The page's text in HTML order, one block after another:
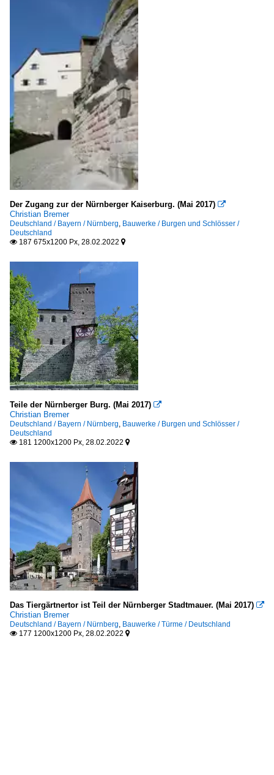
Der Zugang zur der Nürnberger Kaiserburg. (Mai 2017) 
Christian Bremer
Deutschland / Bayern / Nürnberg, Bauwerke / Burgen und Schlösser /
Deutschland
 187 675x1200 Px, 28.02.2022 
Teile der Nürnberger Burg. (Mai 2017) 
Christian Bremer
Deutschland / Bayern / Nürnberg, Bauwerke / Burgen und Schlösser /
Deutschland
 181 1200x1200 Px, 28.02.2022 
Das Tiergärtnertor ist Teil der Nürnberger Stadtmauer. (Mai 2017) 
Christian Bremer
Deutschland / Bayern / Nürnberg, Bauwerke / Türme / Deutschland
 177 1200x1200 Px, 28.02.2022 